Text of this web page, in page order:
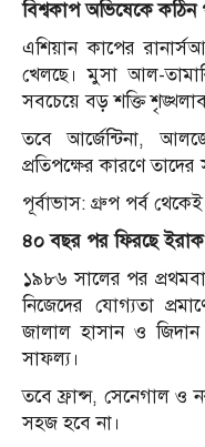
বিশ্বকাপ অভিষেকে কঠিন
এশিয়ান কাপের
খেলছে। মুসা আল-
সবচেয়ে বড় শক্তি
তবে আর্জেন্টিনা,
প্রতিপক্ষের কারণে
পূর্বাভাস: গ্রুপ পর্ব থেকেই
৪০ বছর পর ফিরছে ইরাক
১৯৮৬ সালের পর
নিজেদের যোগ্যতা
জালাল হাসান ও
সাফল্য।
তবে ফ্রান্স, সেনেগাল ও
সহজ হবে না।